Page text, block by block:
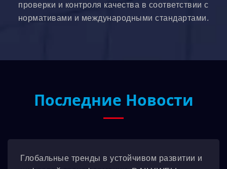
проверки и контроля качества в соответствии с
нормативами и международными стандартами.
Последние Новости
Глобальные тренды в устойчивом развитии и